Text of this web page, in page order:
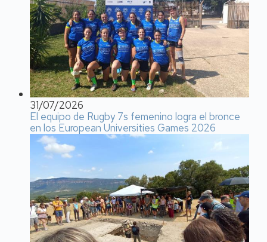
31/07/2026
El equipo de Rugby 7s femenino logra el bronce
en los European Universities Games 2026